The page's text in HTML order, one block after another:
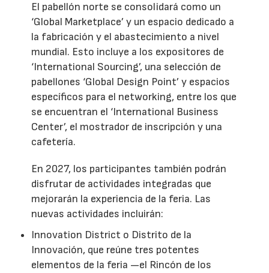
El pabellón norte se consolidará como un
‘Global Marketplace’ y un espacio dedicado a
la fabricación y el abastecimiento a nivel
mundial. Esto incluye a los expositores de
‘International Sourcing’, una selección de
pabellones ‘Global Design Point’ y espacios
específicos para el networking, entre los que
se encuentran el ‘International Business
Center’, el mostrador de inscripción y una
cafetería.
En 2027, los participantes también podrán
disfrutar de actividades integradas que
mejorarán la experiencia de la feria. Las
nuevas actividades incluirán:
Innovation District o Distrito de la
Innovación, que reúne tres potentes
elementos de la feria —el Rincón de los